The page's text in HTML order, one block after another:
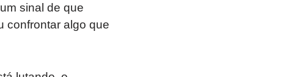
sinal de que
confrontar algo que